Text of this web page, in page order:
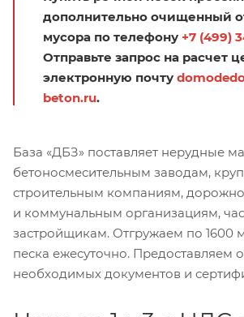
дополнительно очищенный
мусора по телефону +7 (499)
Отправьте запрос на расчет
электронную почту
beton.ru.
База «ДБЗ» поставляет нерудные
бетоносмесительным заводам,
строительным компаниям,
и коммунальным организациям,
застройщикам. Отгружаем по 1600
песка ежесуточно. Предоставляем
необходимых документов и